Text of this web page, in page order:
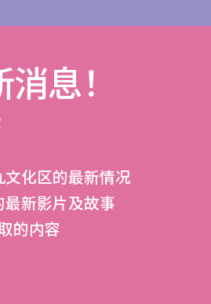
息！
化区的最新情况
新影片及故事
的内容